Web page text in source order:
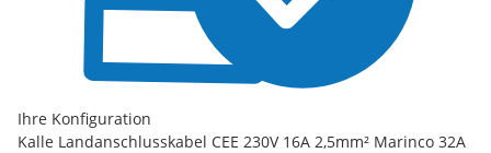
Ihre Konfiguration
Kalle Landanschlusskabel CEE 230V 16A 2,5mm² Marinco 32A